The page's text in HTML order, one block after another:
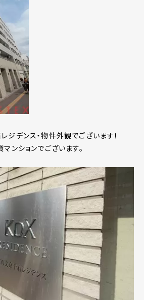
ジデンス・物件外観でございます！
ンションでございます。